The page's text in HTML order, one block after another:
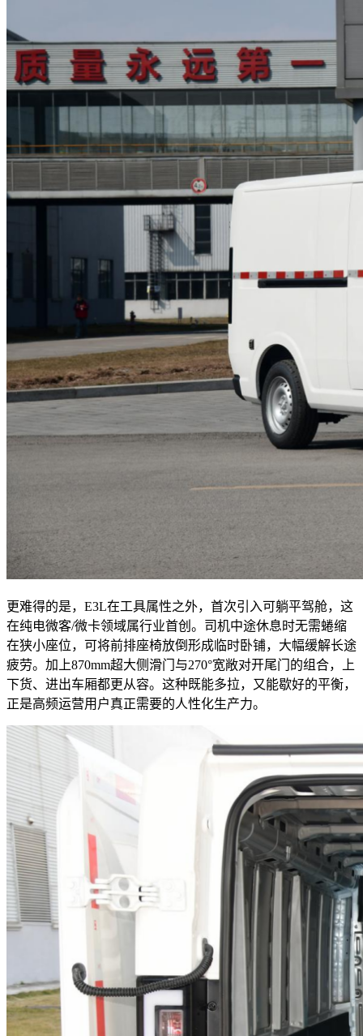
更难得的是，E3L在工具属性之外，首次引入可躺平驾舱，这
在纯电微客/微卡领域属行业首创。司机中途休息时无需蜷缩
在狭小座位，可将前排座椅放倒形成临时卧铺，大幅缓解长途
疲劳。加上870mm超大侧滑门与270°宽敞对开尾门的组合，上
下货、进出车厢都更从容。这种既能多拉，又能歇好的平衡，
正是高频运营用户真正需要的人性化生产力。